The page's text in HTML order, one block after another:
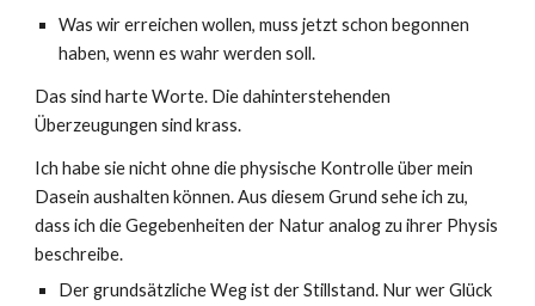
Was wir erreichen wollen, muss jetzt schon begonnen
haben, wenn es wahr werden soll.
Das sind harte Worte. Die dahinterstehenden
Überzeugungen sind krass.
Ich habe sie nicht ohne die physische Kontrolle über mein
Dasein aushalten können. Aus diesem Grund sehe ich zu,
dass ich die Gegebenheiten der Natur analog zu ihrer Physis
beschreibe.
Der grundsätzliche Weg ist der Stillstand. Nur wer Glück